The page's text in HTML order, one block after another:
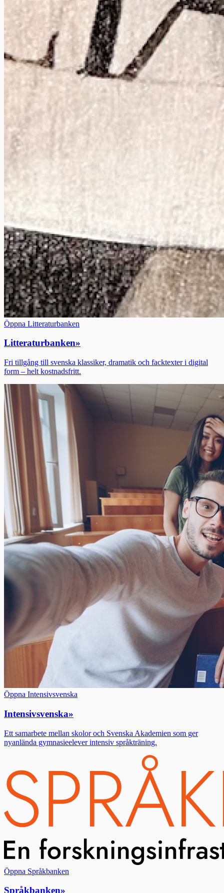
Öppna Litteraturbanken
Litteraturbanken»
Fri tillgång till svenska klassiker, dramatik och facktexter i digital
form – helt kostnadsfritt.
Öppna Intensivsvenska
Intensivsvenska»
Ett samarbete mellan skolor och Svenska Akademien som ger
nyanlända gymnasieelever intensiv språkträning.
Öppna Språkbanken
Språkbanken»